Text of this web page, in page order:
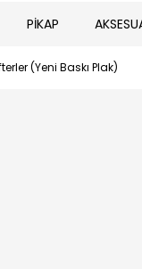
PİKAP
(Yeni Baskı Plak)